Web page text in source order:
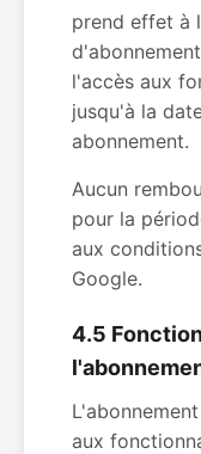
prend effet à
l'accès aux
jusqu'à la
abonnement.
Aucun
pour la
aux
Google.
4.5
aux